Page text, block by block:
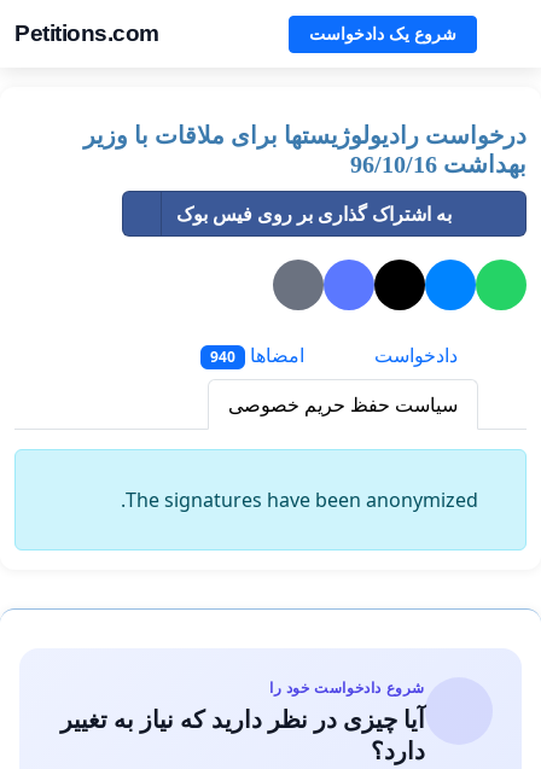
Petitions.com شروع یک دادخواست
درخواست رادیولوژیستها برای ملاقات با وزیر
بهداشت 96/10/16
به اشتراک گذاری بر روی فیس بوک
دادخواست امضاها 940
سیاست حفظ حریم خصوصی
The signatures have been anonymized.
شروع دادخواست خود را
آیا چیزی در نظر دارید که نیاز به تغییر
دارد؟